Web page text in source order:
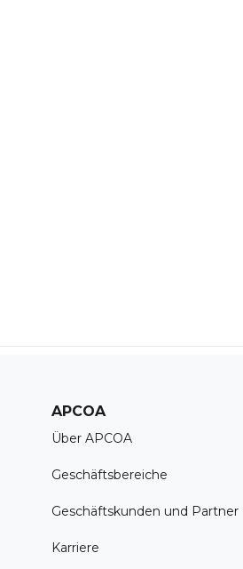
APCOA
Über APCOA
Geschäftsbereiche
Geschäftskunden und Partner
Karriere